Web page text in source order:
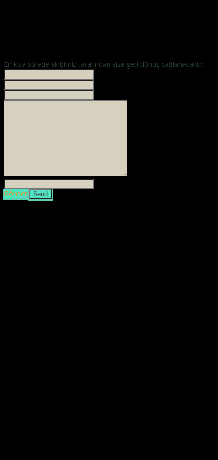
En kısa sürede ekibimiz tarafından size geri dönüş sağlanacaktır.
Gönder